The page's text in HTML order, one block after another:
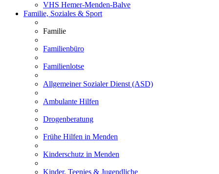
VHS Hemer-Menden-Balve
Familie, Soziales & Sport
Familie
Familienbüro
Familienlotse
Allgemeiner Sozialer Dienst (ASD)
Ambulante Hilfen
Drogenberatung
Frühe Hilfen in Menden
Kinderschutz in Menden
Kinder, Teenies & Jugendliche